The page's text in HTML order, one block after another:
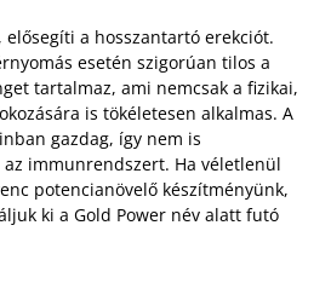
elősegíti a hosszantartó erekciót.
esetén szigorúan tilos a
tartalmaz, ami nemcsak a fizikai,
is tökéletesen alkalmas. A
gazdag, így nem is
immunrendszert. Ha véletlenül
potencianövelő készítményünk,
ki a Gold Power név alatt futó